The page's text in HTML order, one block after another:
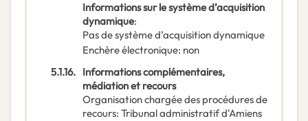
Informations sur le système d’acquisition
dynamique:
Pas de système d’acquisition dynamique
Enchère électronique: non
5.1.16. Informations complémentaires,
médiation et recours
Organisation chargée des procédures de
recours: Tribunal administratif d'Amiens